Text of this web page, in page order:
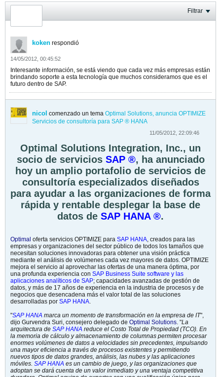
ÚLTIMA ACTIVIDAD Filtrar
koken respondió
14/05/2012, 00:45:52
Interesante información, se está viendo que cada vez más empresas están
brindando soporte a esta tecnología que muchos consideramos que es el
futuro dentro de SAP.
nicol comenzado un tema Optimal Solutions, anuncia OPTIMIZE
Servicios de consultoría para SAP ® HANA
11/05/2012, 22:09:46
Optimal Solutions Integration, Inc., un
socio de servicios SAP ®, ha anunciado
hoy un amplio portafolio de servicios de
consultoría especializados diseñados
para ayudar a las organizaciones de forma
rápida y rentable desplegar la base de
datos de SAP HANA ®.
Optimal oferta servicios OPTIMIZE para SAP HANA, creados para las
empresas y organizaciones del sector público de todos los tamaños que
necesitan soluciones innovadoras para obtener una visión práctica
mediante el análisis de volúmenes cada vez mayores de datos. OPTIMIZE
mejora el servicio al aprovechar las ofertas de una manera óptima, por
una profunda experiencia con SAP Business Suite software y las
aplicaciones analíticos de SAP; capacidades avanzadas de gestión de
datos, y más de 17 años de experiencia en la industria de procesos y de
negocios que desencadena más el valor total de las soluciones
desarrolladas por SAP HANA.
"SAP HANA marca un momento de transformación en la empresa de IT",
dijo Gurvendra Suri, consejero delegado de Optimal Solutions. "La
arquitectura de SAP HANA reduce el Costo Total de Propiedad (TCO). En
la memoria de cálculo y almacenamiento de columnas permiten procesar
enormes volúmenes de datos a velocidades sin precedentes, impulsando
una mayor eficiencia a través de procesos existentes y permitiendo
nuevos tipos de datos grandes, análisis, las nubes y las aplicaciones
móviles. SAP HANA es un cambio de juego, y las organizaciones que
adoptan se dará cuenta de un valor inmediato y una ventaja competitiva